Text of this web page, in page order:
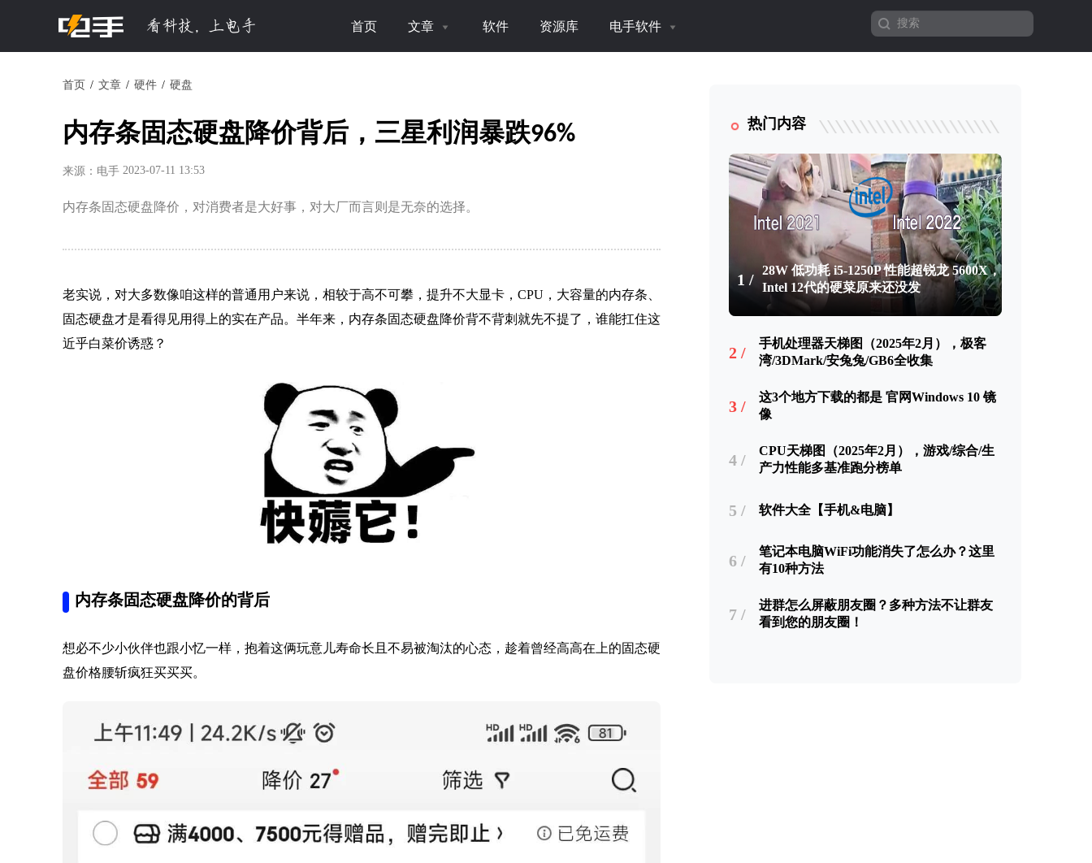
首页 文章 软件 资源库 电手软件
首页 文章 硬件 硬盘
内存条固态硬盘降价背后，三星利润暴跌96%
来源：电手 2023-07-11 13:53
内存条固态硬盘降价，对消费者是大好事，对大厂而言则是无奈的选择。
老实说，对大多数像咱这样的普通用户来说，相较于高不可攀，提升不大显卡，CPU，大容量的内存条、
固态硬盘才是看得见用得上的实在产品。半年来，内存条固态硬盘降价背不背刺就先不提了，谁能扛住这
近乎白菜价诱惑？
内存条固态硬盘降价的背后
想必不少小伙伴也跟小忆一样，抱着这俩玩意儿寿命长且不易被淘汰的心态，趁着曾经高高在上的固态硬
盘价格腰斩疯狂买买买。
热门内容
1 /
28W 低功耗 i5-1250P 性能超锐龙 5600X，
Intel 12代的硬菜原来还没发
2 /
手机处理器天梯图（2025年2月），极客
湾/3DMark/安兔兔/GB6全收集
3 /
这3个地方下载的都是 官网Windows 10 镜
像
4 /
CPU天梯图（2025年2月），游戏/综合/生
产力性能多基准跑分榜单
5 / 软件大全【手机&电脑】
6 /
笔记本电脑WiFi功能消失了怎么办？这里
有10种方法
7 /
进群怎么屏蔽朋友圈？多种方法不让群友
看到您的朋友圈！